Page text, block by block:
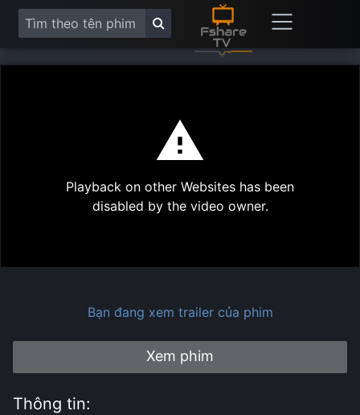
Play
Playback on other Websites has been
disabled by the video owner.
Bạn đang xem trailer của phim
Xem phim
Thông tin: